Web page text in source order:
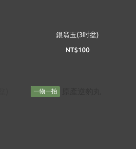
銀翁玉(3吋盆)
NT$100
一物一拍